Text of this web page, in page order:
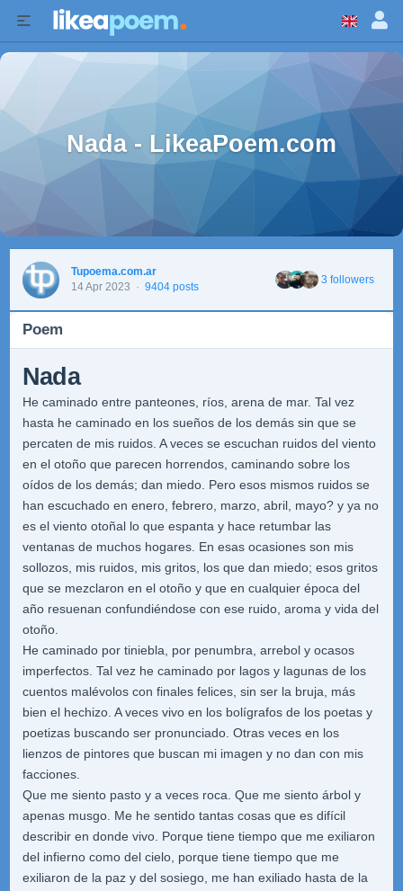
Nada - LikeaPoem.com
Tupoema.com.ar
14 Apr 2023 · 9404 posts
3 followers
Poem
Nada
He caminado entre panteones, ríos, arena de mar. Tal vez
hasta he caminado en los sueños de los demás sin que se
percaten de mis ruidos. A veces se escuchan ruidos del viento
en el otoño que parecen horrendos, caminando sobre los
oídos de los demás; dan miedo. Pero esos mismos ruidos se
han escuchado en enero, febrero, marzo, abril, mayo? y ya no
es el viento otoñal lo que espanta y hace retumbar las
ventanas de muchos hogares. En esas ocasiones son mis
sollozos, mis ruidos, mis gritos, los que dan miedo; esos gritos
que se mezclaron en el otoño y que en cualquier época del
año resuenan confundiéndose con ese ruido, aroma y vida del
otoño.
He caminado por tiniebla, por penumbra, arrebol y ocasos
imperfectos. Tal vez he caminado por lagos y lagunas de los
cuentos malévolos con finales felices, sin ser la bruja, más
bien el hechizo. A veces vivo en los bolígrafos de los poetas y
poetizas buscando ser pronunciado. Otras veces en los
lienzos de pintores que buscan mi imagen y no dan con mis
facciones.
Que me siento pasto y a veces roca. Que me siento árbol y
apenas musgo. Me he sentido tantas cosas que es difícil
describir en donde vivo. Porque tiene tiempo que me exiliaron
del infierno como del cielo, porque tiene tiempo que me
exiliaron de la paz y del sosiego, me han exiliado hasta de la